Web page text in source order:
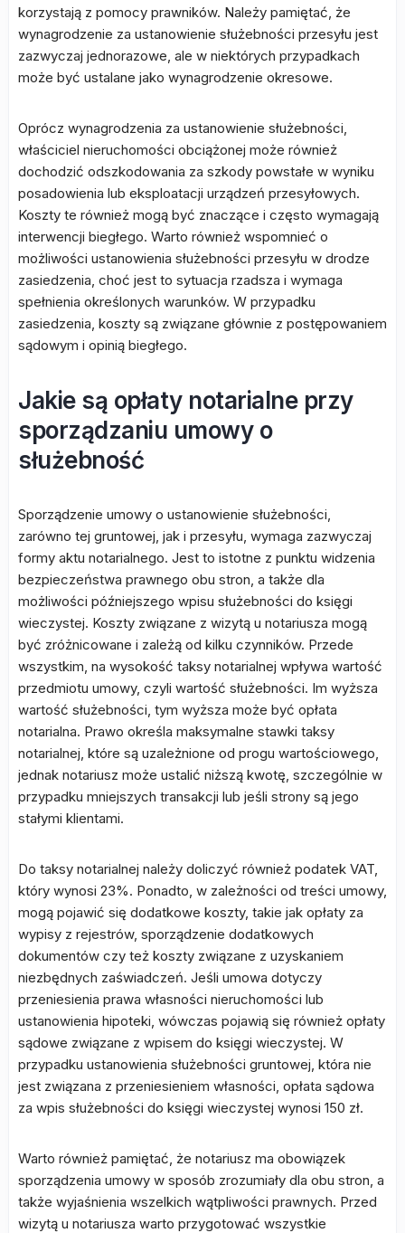
korzystają z pomocy prawników. Należy pamiętać, że
wynagrodzenie za ustanowienie służebności przesyłu jest
zazwyczaj jednorazowe, ale w niektórych przypadkach
może być ustalane jako wynagrodzenie okresowe.
Oprócz wynagrodzenia za ustanowienie służebności,
właściciel nieruchomości obciążonej może również
dochodzić odszkodowania za szkody powstałe w wyniku
posadowienia lub eksploatacji urządzeń przesyłowych.
Koszty te również mogą być znaczące i często wymagają
interwencji biegłego. Warto również wspomnieć o
możliwości ustanowienia służebności przesyłu w drodze
zasiedzenia, choć jest to sytuacja rzadsza i wymaga
spełnienia określonych warunków. W przypadku
zasiedzenia, koszty są związane głównie z postępowaniem
sądowym i opinią biegłego.
Jakie są opłaty notarialne przy
sporządzaniu umowy o
służebność
Sporządzenie umowy o ustanowienie służebności,
zarówno tej gruntowej, jak i przesyłu, wymaga zazwyczaj
formy aktu notarialnego. Jest to istotne z punktu widzenia
bezpieczeństwa prawnego obu stron, a także dla
możliwości późniejszego wpisu służebności do księgi
wieczystej. Koszty związane z wizytą u notariusza mogą
być zróżnicowane i zależą od kilku czynników. Przede
wszystkim, na wysokość taksy notarialnej wpływa wartość
przedmiotu umowy, czyli wartość służebności. Im wyższa
wartość służebności, tym wyższa może być opłata
notarialna. Prawo określa maksymalne stawki taksy
notarialnej, które są uzależnione od progu wartościowego,
jednak notariusz może ustalić niższą kwotę, szczególnie w
przypadku mniejszych transakcji lub jeśli strony są jego
stałymi klientami.
Do taksy notarialnej należy doliczyć również podatek VAT,
który wynosi 23%. Ponadto, w zależności od treści umowy,
mogą pojawić się dodatkowe koszty, takie jak opłaty za
wypisy z rejestrów, sporządzenie dodatkowych
dokumentów czy też koszty związane z uzyskaniem
niezbędnych zaświadczeń. Jeśli umowa dotyczy
przeniesienia prawa własności nieruchomości lub
ustanowienia hipoteki, wówczas pojawią się również opłaty
sądowe związane z wpisem do księgi wieczystej. W
przypadku ustanowienia służebności gruntowej, która nie
jest związana z przeniesieniem własności, opłata sądowa
za wpis służebności do księgi wieczystej wynosi 150 zł.
Warto również pamiętać, że notariusz ma obowiązek
sporządzenia umowy w sposób zrozumiały dla obu stron, a
także wyjaśnienia wszelkich wątpliwości prawnych. Przed
wizytą u notariusza warto przygotować wszystkie